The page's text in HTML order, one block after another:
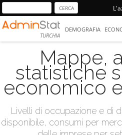
TURCHIA
DEMOGRAFIA
Mappe,
statistiche
economico
Livelli di occupazione e di
disponibile, consumi per